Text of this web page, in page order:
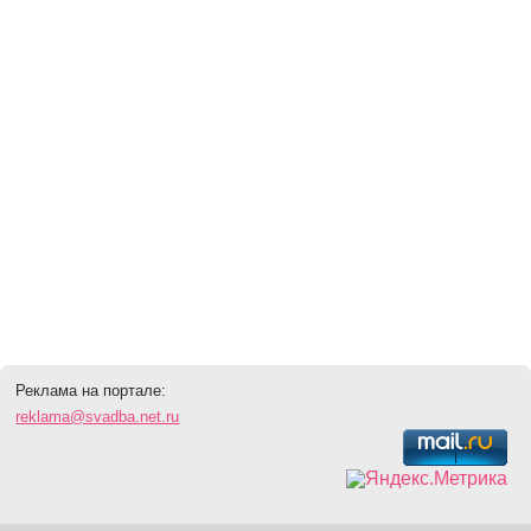
Реклама на портале:
reklama@svadba.net.ru